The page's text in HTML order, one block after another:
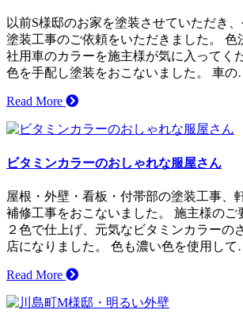
以前S様邸のお家を塗装させていただき
塗装工事のご依頼をいただきました。 色
社用車のカラーを施主様が気に入ってく
色を手配し塗装をおこないました。 車
Read More
ビタミンカラーのおしゃれな服屋さん
屋根・外壁・看板・付帯部の塗装工事、
補修工事をおこないました。 施主様のご
２色で仕上げ、元気なビタミンカラーの
店になりました。 色も濃い色を使用し
Read More